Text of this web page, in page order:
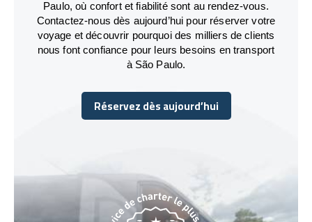
Paulo, où confort et fiabilité sont au rendez-vous.
Contactez-nous dès aujourd’hui pour réserver votre
voyage et découvrir pourquoi des milliers de clients
nous font confiance pour leurs besoins en transport
à São Paulo.
Réservez dès aujourd’hui
Réservez dès aujourd’hui